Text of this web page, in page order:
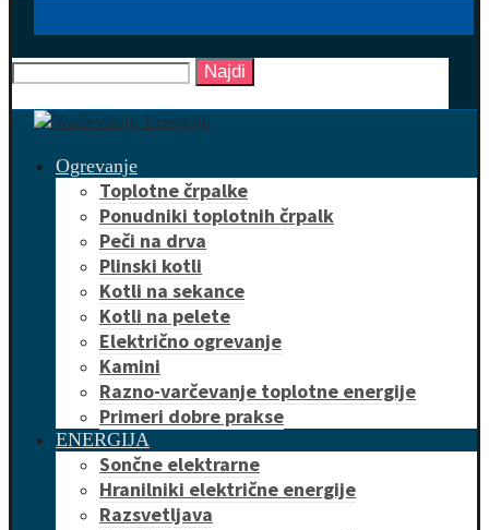
Najdi
Ogrevanje
Toplotne črpalke
Ponudniki toplotnih črpalk
Peči na drva
Plinski kotli
Kotli na sekance
Kotli na pelete
Električno ogrevanje
Kamini
Razno-varčevanje toplotne energije
Primeri dobre prakse
ENERGIJA
Sončne elektrarne
Hranilniki električne energije
Razsvetljava